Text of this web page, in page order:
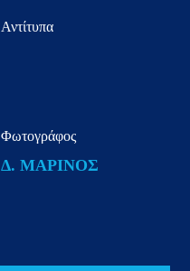
Αντίτυπα
Φωτογράφος
Δ. ΜΑΡΙΝΟΣ